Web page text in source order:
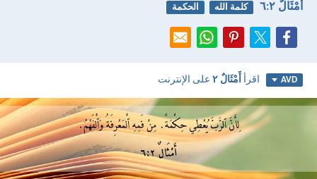
أَمْثَالٌ ٢:‏٦ كلمة الله الحكمة
AVD اقرأأَمْثَالٌ ٢ على الإنترنت